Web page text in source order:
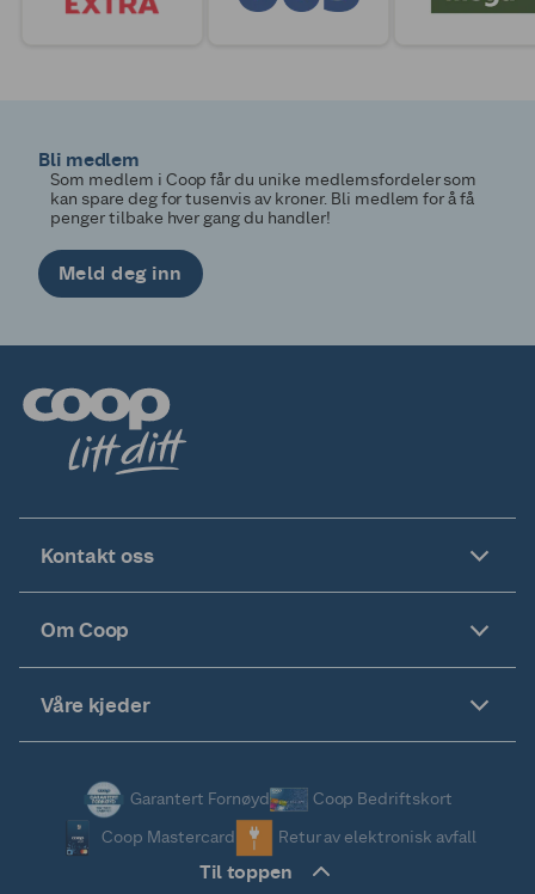
Bli medlem
Som medlem i Coop får du unike medlemsfordeler som
kan spare deg for tusenvis av kroner. Bli medlem for å få
penger tilbake hver gang du handler!
Meld deg inn
Kontakt oss
Om Coop
Våre kjeder
Garantert Fornøyd
Coop Bedriftskort
Coop Mastercard
Retur av elektronisk avfall
Til toppen